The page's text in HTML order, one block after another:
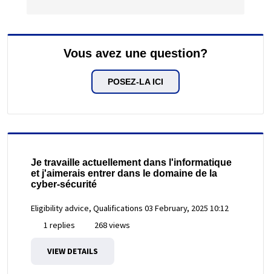
Vous avez une question?
POSEZ-LA ICI
Je travaille actuellement dans l'informatique
et j'aimerais entrer dans le domaine de la
cyber-sécurité
Eligibility advice, Qualifications 03 February, 2025 10:12
1 replies
268 views
VIEW DETAILS